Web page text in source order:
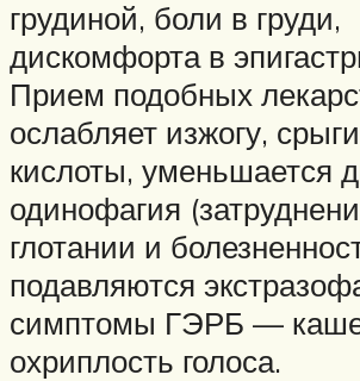
грудиной, боли в груди,
дискомфорта в
Прием подобных
ослабляет изжогу,
кислоты, уменьшается
одинофагия
глотании и
подавляются
симптомы ГЭРБ —
охриплость голоса.